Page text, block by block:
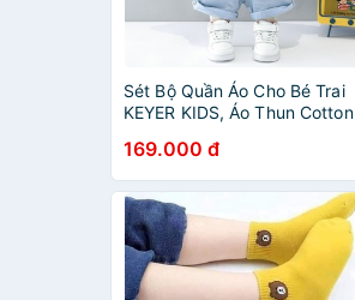
Sét Bộ Quần Áo Cho Bé Trai
KEYER KIDS, Áo Thun Cotton
Phối Quần Short Jean SZ46
169.000 đ